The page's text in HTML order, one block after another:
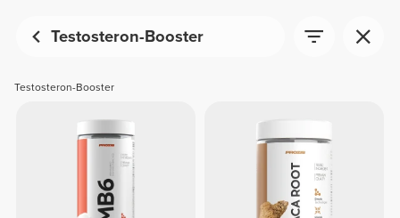
Testosteron-Booster
Testosteron-Booster